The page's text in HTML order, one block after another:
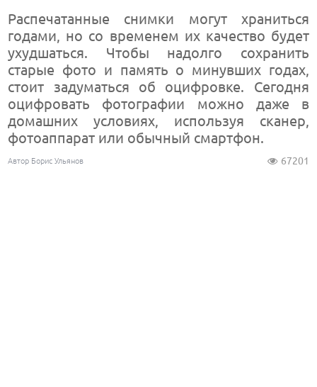
Распечатанные снимки могут храниться
годами, но со временем их качество будет
ухудшаться. Чтобы надолго сохранить
старые фото и память о минувших годах,
стоит задуматься об оцифровке. Сегодня
оцифровать фотографии можно даже в
домашних условиях, используя сканер,
фотоаппарат или обычный смартфон.
Автор Борис Ульянов 67201